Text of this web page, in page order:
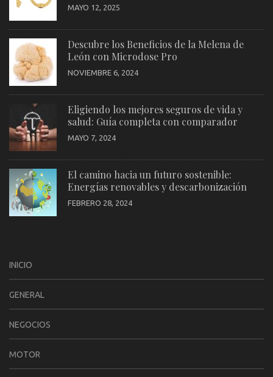
MAYO 12, 2025
Descubre los Beneficios de la Melena de
León con Microdose Pro
NOVIEMBRE 6, 2024
Eligiendo los mejores seguros de vida y
salud: Guía completa con comparador
MAYO 7, 2024
El camino hacia un futuro sostenible:
Energías renovables y descarbonización
FEBRERO 28, 2024
INICIO
GENERAL
NEGOCIOS
MOTOR